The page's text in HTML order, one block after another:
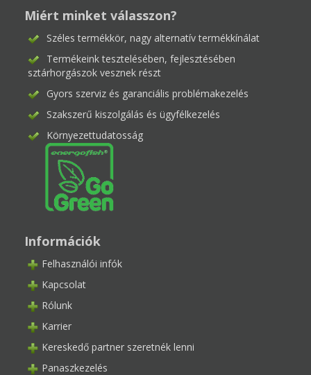
Miért minket válasszon?
Széles termékkör, nagy alternatív termékkínálat
Termékeink tesztelésében, fejlesztésében
sztárhorgászok vesznek részt
Gyors szerviz és garanciális problémakezelés
Szakszerű kiszolgálás és ügyfélkezelés
Környezettudatosság
Információk
Felhasználói infók
Kapcsolat
Rólunk
Karrier
Kereskedő partner szeretnék lenni
Panaszkezelés